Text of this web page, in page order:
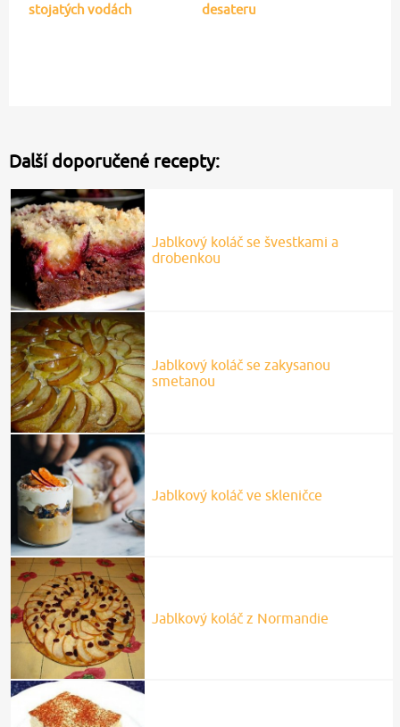
stojatých vodách
desateru
Další doporučené recepty:
Jablkový koláč se švestkami a
drobenkou
Jablkový koláč se zakysanou
smetanou
Jablkový koláč ve skleničce
Jablkový koláč z Normandie